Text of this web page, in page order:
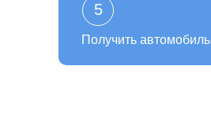
Получить автомобиль
5